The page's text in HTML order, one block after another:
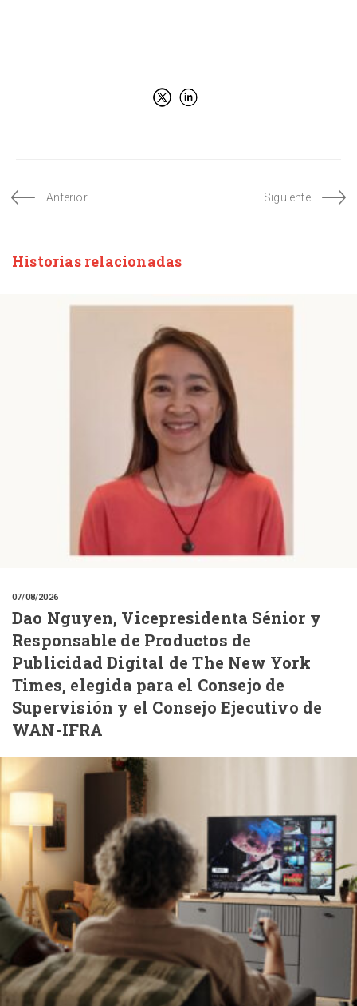
Anterior Siguiente
Historias relacionadas
07/08/2026
Dao Nguyen, Vicepresidenta Sénior y
Responsable de Productos de
Publicidad Digital de The New York
Times, elegida para el Consejo de
Supervisión y el Consejo Ejecutivo de
WAN-IFRA